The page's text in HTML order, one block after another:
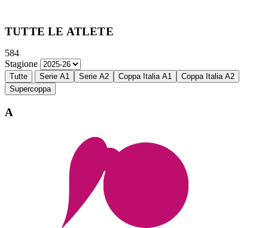
TUTTE LE ATLETE
584
Stagione
Tutte Serie A1 Serie A2 Coppa Italia A1
Coppa Italia A2
Supercoppa
A